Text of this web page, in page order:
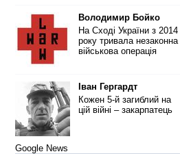
Володимир Бойко
На Сході України з 2014
року тривала незаконна
військова операція
Іван Гергардт
Кожен 5-й загиблий на
цій війні – закарпатець
Google News